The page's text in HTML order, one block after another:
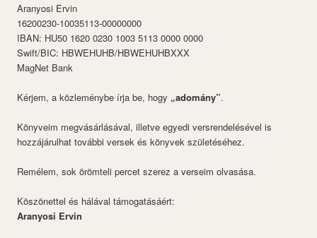
Aranyosi Ervin
16200230-10035113-00000000
IBAN: HU50 1620 0230 1003 5113 0000 0000
Swift/BIC: HBWEHUHB/HBWEHUHBXXX
MagNet Bank
Kérjem, a közleménybe írja be, hogy „adomány”.
Könyveim megvásárlásával, illetve egyedi versrendelésével is
hozzájárulhat további versek és könyvek születéséhez.
Remélem, sok örömteli percet szerez a verseim olvasása.
Köszönettel és hálával támogatásáért:
Aranyosi Ervin